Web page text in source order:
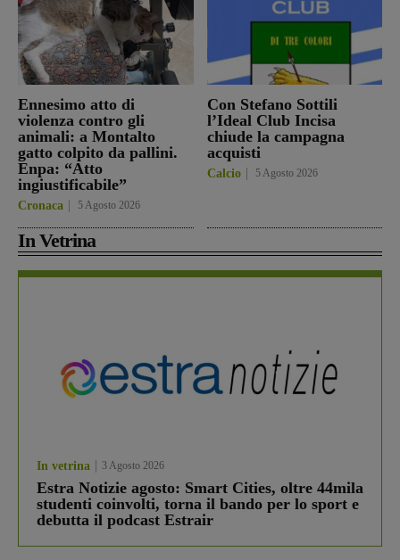
Ennesimo atto di
violenza contro gli
animali: a Montalto
gatto colpito da pallini.
Enpa: “Atto
ingiustificabile”
Cronaca 5 Agosto 2026
Con Stefano Sottili
l’Ideal Club Incisa
chiude la campagna
acquisti
Calcio 5 Agosto 2026
In Vetrina
In vetrina 3 Agosto 2026
Estra Notizie agosto: Smart Cities, oltre 44mila
studenti coinvolti, torna il bando per lo sport e
debutta il podcast Estrair